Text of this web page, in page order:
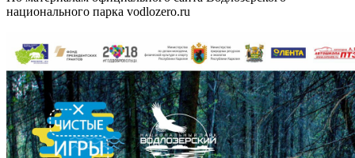
национального парка vodlozero.ru